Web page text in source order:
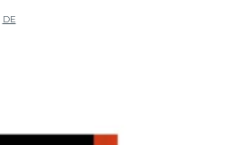
DE